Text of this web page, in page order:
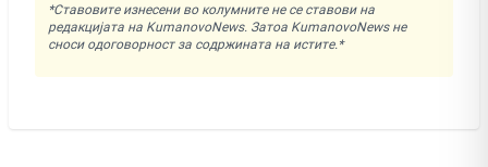
*Ставовите изнесени во колумните не се ставови на
редакцијата на KumanovoNews. Затоа KumanovoNews не
сноси одоговорност за содржината на истите.*